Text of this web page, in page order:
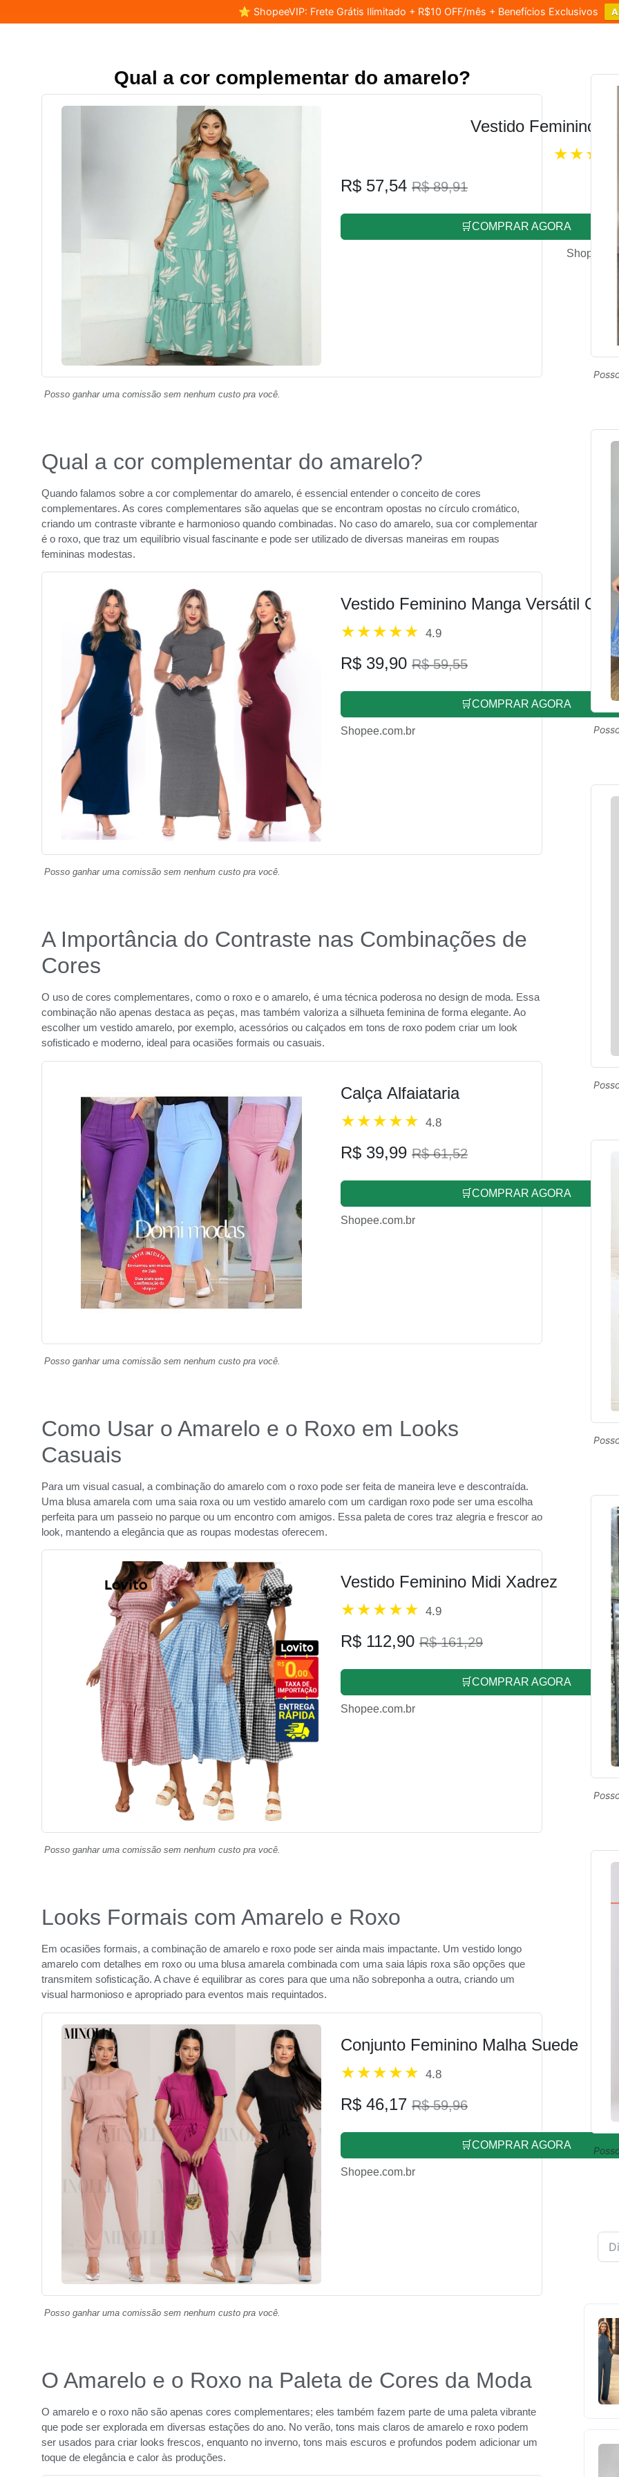
⭐ ShopeeVIP: Frete Grátis Ilimitado + R$10 OFF/mês + Benefícios Exclusivos
Qual a cor complementar do amarelo?
Vestido Feminino
R$ 57,54 R$ 89,91
🛒COMPRAR AGORA
Posso ganhar uma comissão sem nenhum custo pra você.
Qual a cor complementar do amarelo?
Quando falamos sobre a cor complementar do amarelo, é essencial entender o conceito de cores
complementares. As cores complementares são aquelas que se encontram opostas no círculo cromático,
criando um contraste vibrante e harmonioso quando combinadas. No caso do amarelo, sua cor complementar
é o roxo, que traz um equilíbrio visual fascinante e pode ser utilizado de diversas maneiras em roupas
femininas modestas.
Vestido Feminino Manga Versátil
4.9
R$ 39,90 R$ 59,55
🛒COMPRAR AGORA
Shopee.com.br
Posso ganhar uma comissão sem nenhum custo pra você.
A Importância do Contraste nas Combinações de
Cores
O uso de cores complementares, como o roxo e o amarelo, é uma técnica poderosa no design de moda. Essa
combinação não apenas destaca as peças, mas também valoriza a silhueta feminina de forma elegante. Ao
escolher um vestido amarelo, por exemplo, acessórios ou calçados em tons de roxo podem criar um look
sofisticado e moderno, ideal para ocasiões formais ou casuais.
Calça Alfaiataria
4.8
R$ 39,99 R$ 61,52
🛒COMPRAR AGORA
Shopee.com.br
Posso ganhar uma comissão sem nenhum custo pra você.
Como Usar o Amarelo e o Roxo em Looks
Casuais
Para um visual casual, a combinação do amarelo com o roxo pode ser feita de maneira leve e descontraída.
Uma blusa amarela com uma saia roxa ou um vestido amarelo com um cardigan roxo pode ser uma escolha
perfeita para um passeio no parque ou um encontro com amigos. Essa paleta de cores traz alegria e frescor ao
look, mantendo a elegância que as roupas modestas oferecem.
Vestido Feminino Midi Xadrez
4.9
R$ 112,90 R$ 161,29
🛒COMPRAR AGORA
Shopee.com.br
Posso ganhar uma comissão sem nenhum custo pra você.
Looks Formais com Amarelo e Roxo
Em ocasiões formais, a combinação de amarelo e roxo pode ser ainda mais impactante. Um vestido longo
amarelo com detalhes em roxo ou uma blusa amarela combinada com uma saia lápis roxa são opções que
transmitem sofisticação. A chave é equilibrar as cores para que uma não sobreponha a outra, criando um
visual harmonioso e apropriado para eventos mais requintados.
Conjunto Feminino Malha Suede
4.8
R$ 46,17 R$ 59,96
🛒COMPRAR AGORA
Shopee.com.br
Posso ganhar uma comissão sem nenhum custo pra você.
O Amarelo e o Roxo na Paleta de Cores da Moda
O amarelo e o roxo não são apenas cores complementares; eles também fazem parte de uma paleta vibrante
que pode ser explorada em diversas estações do ano. No verão, tons mais claros de amarelo e roxo podem
ser usados para criar looks frescos, enquanto no inverno, tons mais escuros e profundos podem adicionar um
toque de elegância e calor às produções.